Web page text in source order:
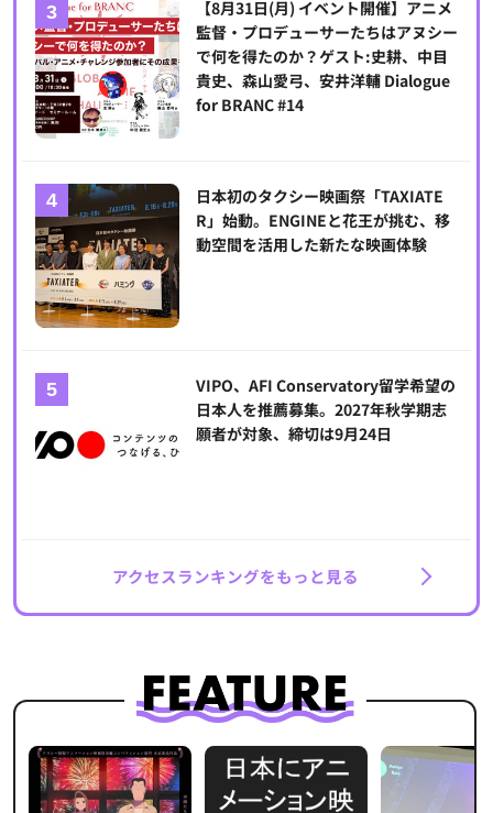
【8月31日(月) イベント開催】アニメ
監督・プロデューサーたちはアヌシー
で何を得たのか？ゲスト:史耕、中目
貴史、森山愛弓、安井洋輔 Dialogue
for BRANC #14
日本初のタクシー映画祭「TAXIATE
R」始動。ENGINEと花王が挑む、移
動空間を活用した新たな映画体験
VIPO、AFI Conservatory留学希望の
日本人を推薦募集。2027年秋学期志
願者が対象、締切は9月24日
アクセスランキングをもっと見る